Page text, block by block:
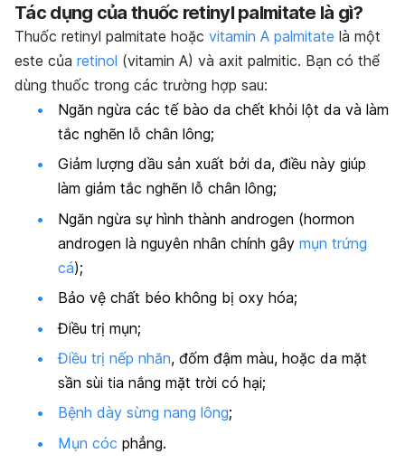
Thận trọng trước khi dùng
Tương tác thuốc
Trường hợp khẩn cấp/quá liều
Tác dụng của thuốc retinyl palmitate là gì?
Thuốc retinyl palmitate hoặc vitamin A palmitate là một
este của retinol (vitamin A) và axit palmitic. Bạn có thể
dùng thuốc trong các trường hợp sau:
Ngăn ngừa các tế bào da chết khỏi lột da và làm
tắc nghẽn lỗ chân lông;
Giảm lượng dầu sản xuất bởi da, điều này giúp
làm giảm tắc nghẽn lỗ chân lông;
Ngăn ngừa sự hình thành androgen (hormon
androgen là nguyên nhân chính gây mụn trứng
cá);
Bảo vệ chất béo không bị oxy hóa;
Điều trị mụn;
Điều trị nếp nhăn, đốm đậm màu, hoặc da mặt
sần sùi tia nắng mặt trời có hại;
Bệnh dày sừng nang lông;
Mụn cóc phẳng.